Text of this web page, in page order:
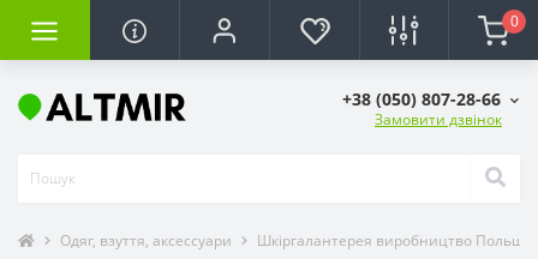
0
+38 (050) 807-28-66
Замовити дзвінок
Одяг, взуття, аксессуари Шкіргалантерея виробництво Польща,